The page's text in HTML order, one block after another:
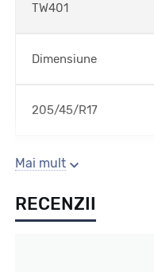
TW401
Dimensiune
205/45/R17
Sezon
Iarna
Mai mult
RECENZII